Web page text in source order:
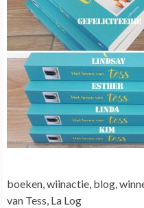
boeken, wiinactie, blog,
van Tess, La Log